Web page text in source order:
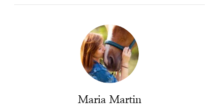
Maria Martin